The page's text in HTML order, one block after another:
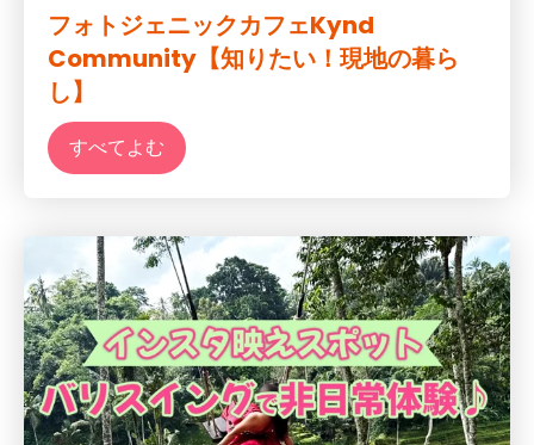
フォトジェニックカフェKynd
Community【知りたい！現地の暮ら
し】
すべてよむ